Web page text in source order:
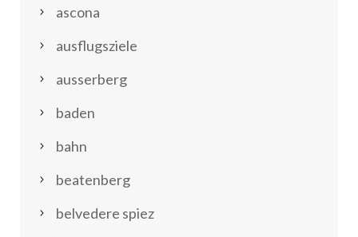
ascona
ausflugsziele
ausserberg
baden
bahn
beatenberg
belvedere spiez